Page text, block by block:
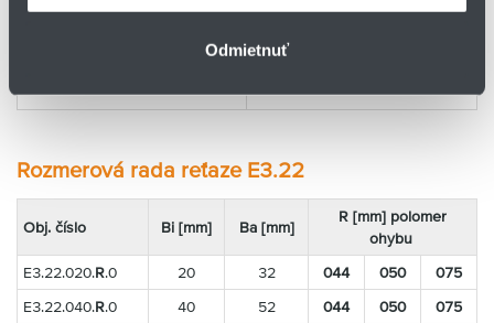
OdmietnuťČlánky na m: 60
Rozmerová rada reťaze E3.22
Obj. číslo Bi [mm] Ba [mm]
R [mm] polomer
ohybu
E3.22.020.R.0 20 32 044 050
075
E3.22.040.R.0 40 52 044 050
075